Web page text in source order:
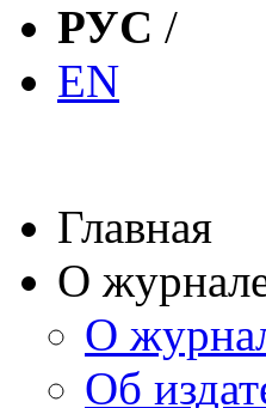
РУС /
EN
Главная
О
О
Об